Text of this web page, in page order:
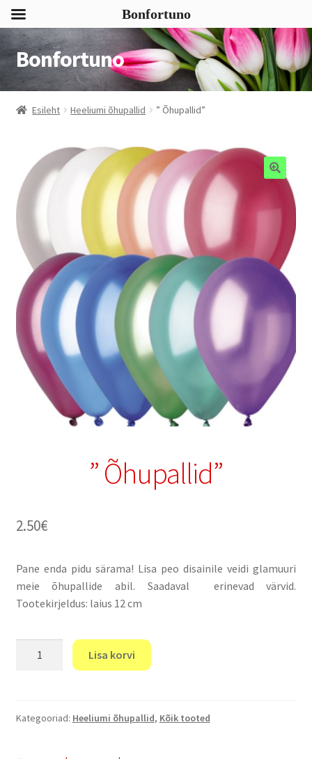
Liigu
navigeerimisele
Liigu
sisu
juurde
Bonfortuno
Esileht Heeliumi õhupallid ” Õhupallid”
” Õhupallid”
2.50€
Pane enda pidu särama! Lisa peo disainile veidi glamuuri
meie õhupallide abil. Saadaval erinevad värvid.
Tootekirjeldus: laius 12 cm
Lisa korvi
Kategooriad: Heeliumi õhupallid, Kõik tooted
Bonfortuno